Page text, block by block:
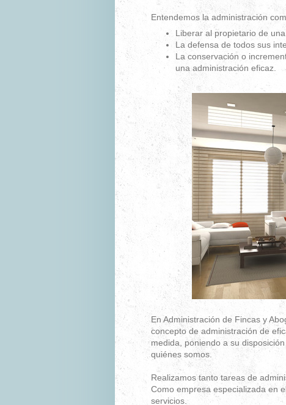
Entendemos la administración
Liberar al propietario de
La defensa de todos sus
La conservación o
una administración eficaz.
En Administración de Fincas y
concepto de administración de
medida, poniendo a su
quiénes somos.
Realizamos tanto tareas de
Como empresa especializada en
servicios.